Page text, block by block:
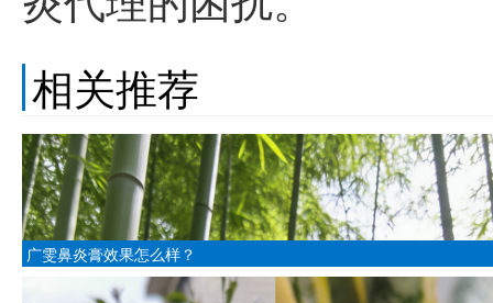
相关推荐
广雯鼻炎膏效果怎么样？